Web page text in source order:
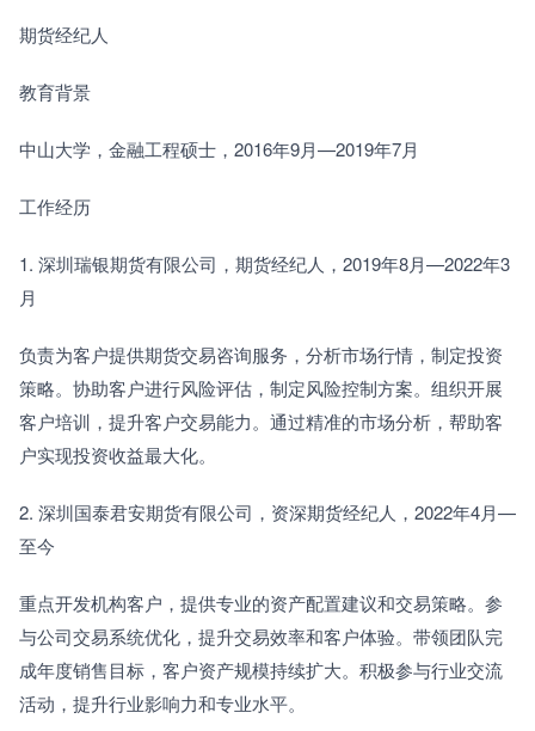
期货经纪人
教育背景
中山大学，金融工程硕士，2016年9月—2019年7月
工作经历
1. 深圳瑞银期货有限公司，期货经纪人，2019年8月—2022年3
月
负责为客户提供期货交易咨询服务，分析市场行情，制定投资
策略。协助客户进行风险评估，制定风险控制方案。组织开展
客户培训，提升客户交易能力。通过精准的市场分析，帮助客
户实现投资收益最大化。
2. 深圳国泰君安期货有限公司，资深期货经纪人，2022年4月—
至今
重点开发机构客户，提供专业的资产配置建议和交易策略。参
与公司交易系统优化，提升交易效率和客户体验。带领团队完
成年度销售目标，客户资产规模持续扩大。积极参与行业交流
活动，提升行业影响力和专业水平。